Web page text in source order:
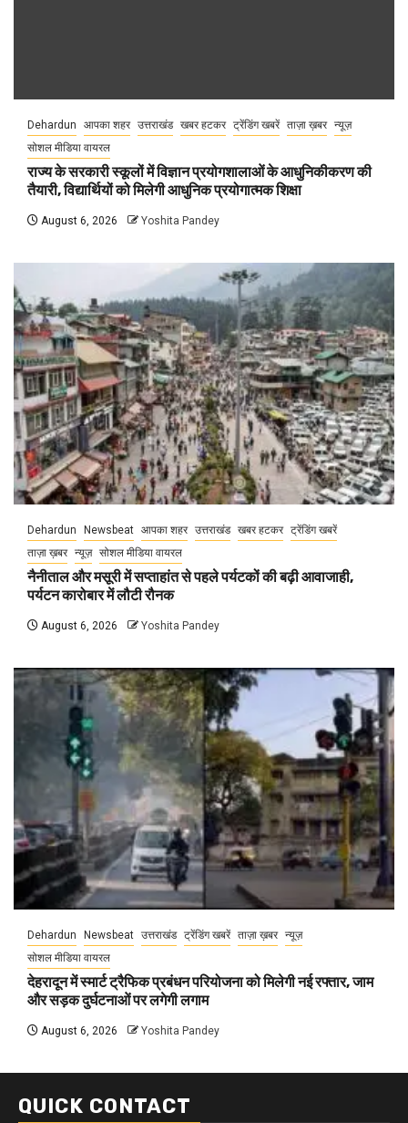
Dehardun आपका शहर उत्तराखंड खबर हटकर ट्रेंडिंग खबरें ताज़ा ख़बर न्यूज़
सोशल मीडिया वायरल
राज्य के सरकारी स्कूलों में विज्ञान प्रयोगशालाओं के आधुनिकीकरण की
तैयारी, विद्यार्थियों को मिलेगी आधुनिक प्रयोगात्मक शिक्षा
August 6, 2026 Yoshita Pandey
Dehardun Newsbeat आपका शहर उत्तराखंड खबर हटकर ट्रेंडिंग खबरें
ताज़ा ख़बर न्यूज़ सोशल मीडिया वायरल
नैनीताल और मसूरी में सप्ताहांत से पहले पर्यटकों की बढ़ी आवाजाही,
पर्यटन कारोबार में लौटी रौनक
August 6, 2026 Yoshita Pandey
Dehardun Newsbeat उत्तराखंड ट्रेंडिंग खबरें ताज़ा ख़बर न्यूज़
सोशल मीडिया वायरल
देहरादून में स्मार्ट ट्रैफिक प्रबंधन परियोजना को मिलेगी नई रफ्तार, जाम
और सड़क दुर्घटनाओं पर लगेगी लगाम
August 6, 2026 Yoshita Pandey
QUICK CONTACT